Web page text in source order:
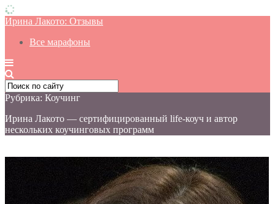
Ирина Лакото: Отзывы
Все марафоны
Рубрика: Коучинг
Ирина Лакото — сертифицированный life-коуч и автор
нескольких коучинговых программ